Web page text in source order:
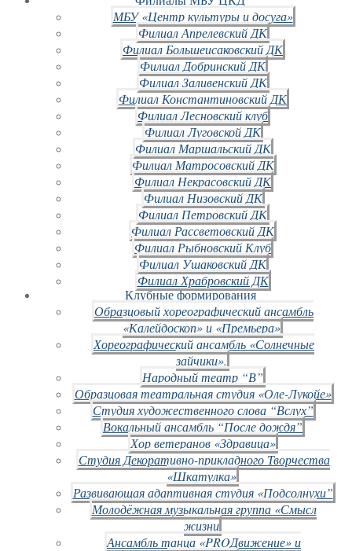
МБУ «Центр культуры и досуга»
Филиал Апрелевский ДК
Филиал Большеисаковский ДК
Филиал Добринский ДК
Филиал Заливенский ДК
Филиал Константиновский ДК
Филиал Лесновский клуб
Филиал Луговской ДК
Филиал Маршальский ДК
Филиал Матросовский ДК
Филиал Некрасовский ДК
Филиал Низовский ДК
Филиал Петровский ДК
Филиал Рассветовский ДК
Филиал Рыбновский Клуб
Филиал Ушаковский ДК
Филиал Храбровский ДК
Клубные формирования
Образцовый хореографический ансамбль
«Калейдоскоп» и «Премьера»
Хореографический ансамбль «Солнечные
зайчики».
Народный театр “В”
Образцовая театральная студия «Оле-Лукойе»
Студия художественного слова “Вслух”
Вокальный ансамбль “После дождя”
Хор ветеранов «Здравица»
Студия Декоративно-прикладного Творчества
«Шкатулка»
Развивающая адаптивная студия «Подсолнухи”
Молодёжная музыкальная группа «Смысл
жизни
Ансамбль танца «PROДвижение» и